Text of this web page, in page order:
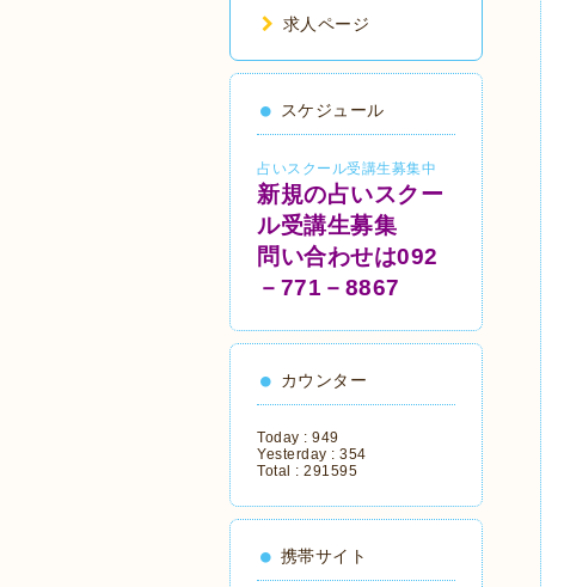
求人ページ
スケジュール
占いスクール受講生募集中
新規の占いスクー
ル受講生募集
問い合わせは092
－771－8867
カウンター
Today : 949
Yesterday : 354
Total : 291595
携帯サイト